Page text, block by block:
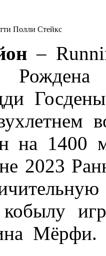
Полли Стейкс
–
Рождена
на 1400
2023
Мёрфи.